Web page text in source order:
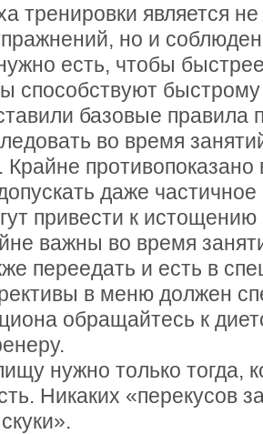
тренировки является
но и
есть, чтобы
способствуют
базовые правила
во время
Крайне противопоказано
даже
привести к
важны во время
переедать и есть в
в меню должен
обращайтесь к
нужно только тогда,
Никаких «перекусов